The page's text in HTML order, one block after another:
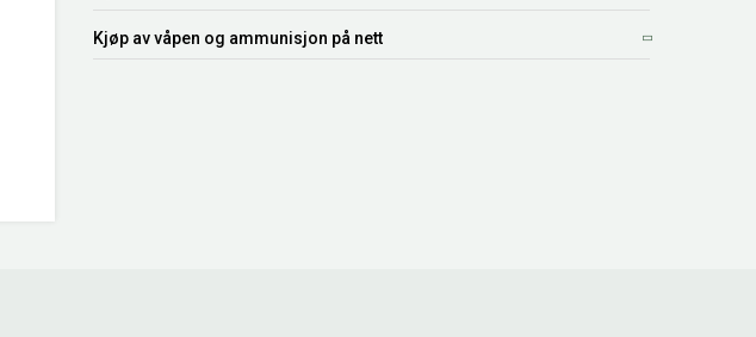
Kjøp av våpen og ammunisjon på nett